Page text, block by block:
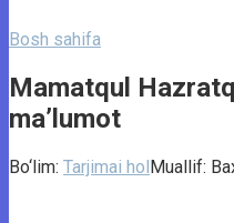
Bosh sahifa
Mamatqul
ma’lumot
Bo‘lim: Tarjimai holMuallif: